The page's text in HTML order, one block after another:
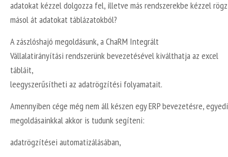
adatokat kézzel dolgozza fel, illetve más rendszerekbe kézzel
másol át adatokat táblázatokból?
A zászlóshajó megoldásunk, a ChaRM Integrált
Vállalatirányítási rendszerünk bevezetésével kiválthatja az excel
tábláit,
leegyszerűsítheti az adatrögzítési folyamatait.
Amennyiben cége még nem áll készen egy ERP bevezetésre, egyedi
megoldásainkkal akkor is tudunk segíteni:
adatrögzítései automatizálásában,